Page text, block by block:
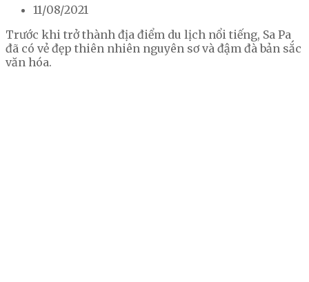
11/08/2021
Trước khi trở thành địa điểm du lịch nổi tiếng, Sa Pa
đã có vẻ đẹp thiên nhiên nguyên sơ và đậm đà bản sắc
văn hóa.